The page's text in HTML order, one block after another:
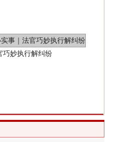
巧妙执行解纠纷